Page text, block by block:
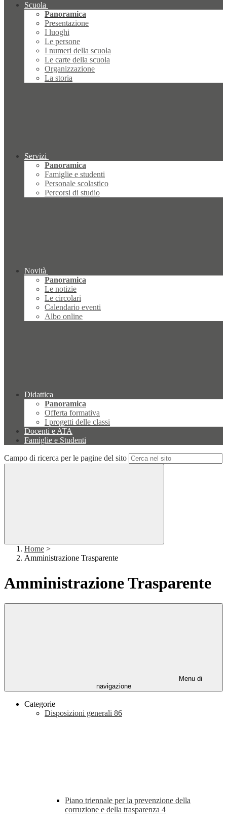
Scuola
Panoramica
Presentazione
I luoghi
Le persone
I numeri della scuola
Le carte della scuola
Organizzazione
La storia
Servizi
Panoramica
Famiglie e studenti
Personale scolastico
Percorsi di studio
Novità
Panoramica
Le notizie
Le circolari
Calendario eventi
Albo online
Didattica
Panoramica
Offerta formativa
I progetti delle classi
Docenti e ATA
Famiglie e Studenti
Campo di ricerca per le pagine del sito
Home >
Amministrazione Trasparente
Amministrazione Trasparente
Menu di
navigazione
Categorie
Disposizioni generali 86
Piano triennale per la prevenzione della
corruzione e della trasparenza 4